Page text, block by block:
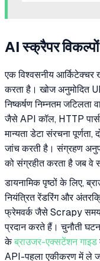
AI स्क्रैपर
एक विश्वसनीय आर्किटेक्चर
करता है। खोज अनुमोदित
निष्कर्षण निम्नतम जटिलता
जैसे API कॉल, HTTP
मान्यता डेटा संरचना पूर्णता,
जांच करती है। संग्रहण
को संग्रहीत करता है जब वे
डायनामिक पृष्ठों के लिए,
नियंत्रित रेंडरिंग और
फ्रेमवर्क जैसे Scrapy समय
प्रदान करते हैं। चुनौती
केब्राउजर-एक्सटेंशन गाइड
API-पहला एकीकरण में ले